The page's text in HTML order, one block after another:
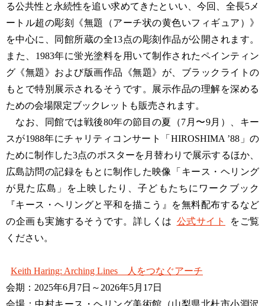
る公共性と永続性を追い求めてきたといい、今回、全長5メ
ートル超の彫刻《無題（アーチ状の黄色いフィギュア）》
を中心に、同館所蔵の全13点の彫刻作品が公開されます。
また、1983年に蛍光塗料を用いて制作されたペインティン
グ《無題》および版画作品《無題》が、ブラックライトの
もとで特別展示されるそうです。展示作品の理解を深める
ための会場限定ブックレットも販売されます。
なお、同館では戦後80年の節目の夏（7月〜9月）、キー
スが1988年にチャリティコンサート「HIROSHIMA ’88」の
ために制作した3点のポスターを月替わりで展示するほか、
広島訪問の記録をもとに制作した映像「キース・ヘリング
が見た広島」を上映したり、子どもたちにワークブック
『キース・ヘリングと平和を描こう』を無料配布するなど
の企画も実施するそうです。詳しくは 公式サイト
をご覧
ください。
Keith Haring: Arching Lines 人をつなぐアーチ
会期：2025年6月7日～2026年5月17日
会場：中村キース・ヘリング美術館（山梨県北杜市小淵沢